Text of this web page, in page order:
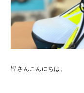
皆さんこんにちは。